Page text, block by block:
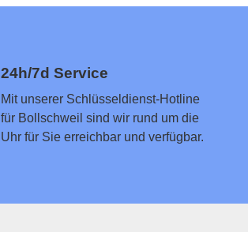
24h/7d Service
Mit unserer Schlüsseldienst-Hotline
für Bollschweil sind wir rund um die
Uhr für Sie erreichbar und verfügbar.